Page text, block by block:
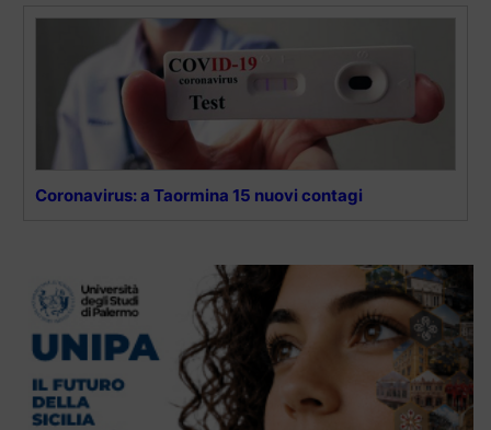
Coronavirus: a Taormina 15 nuovi contagi